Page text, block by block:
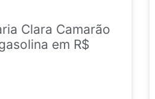
Clara Camarão
em R$